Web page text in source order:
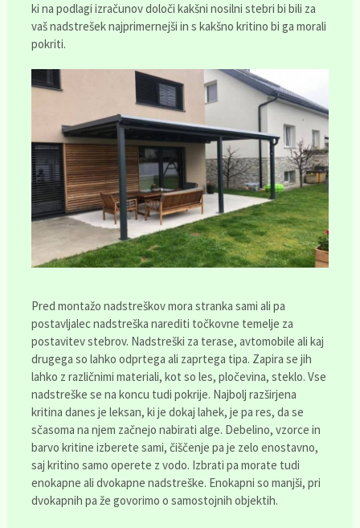
ki na podlagi izračunov določi kakšni nosilni stebri bi bili za
vaš nadstrešek najprimernejši in s kakšno kritino bi ga morali
pokriti.
Pred montažo nadstreškov mora stranka sami ali pa
postavljalec nadstreška narediti točkovne temelje za
postavitev stebrov. Nadstreški za terase, avtomobile ali kaj
drugega so lahko odprtega ali zaprtega tipa. Zapira se jih
lahko z različnimi materiali, kot so les, pločevina, steklo. Vse
nadstreške se na koncu tudi pokrije. Najbolj razširjena
kritina danes je leksan, ki je dokaj lahek, je pa res, da se
sčasoma na njem začnejo nabirati alge. Debelino, vzorce in
barvo kritine izberete sami, čiščenje pa je zelo enostavno,
saj kritino samo operete z vodo. Izbrati pa morate tudi
enokapne ali dvokapne nadstreške. Enokapni so manjši, pri
dvokapnih pa že govorimo o samostojnih objektih.